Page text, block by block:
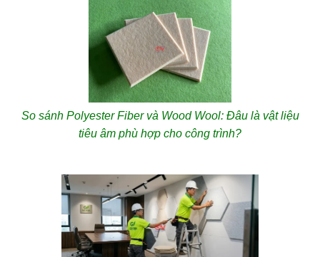
So sánh Polyester Fiber và Wood Wool: Đâu là vật liệu
tiêu âm phù hợp cho công trình?